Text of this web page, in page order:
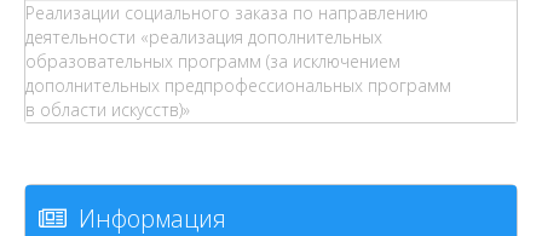
Реализации социального заказа по направлению
деятельности «реализация дополнительных
образовательных программ (за исключением
дополнительных предпрофессиональных программ
в области искусств)»
Информация